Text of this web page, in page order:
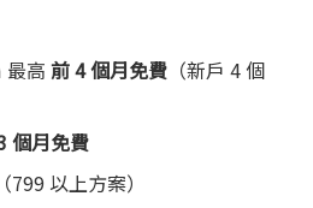
最高前 4 個月免費 （新戶 4 個
個月免費
（799 以上方案）